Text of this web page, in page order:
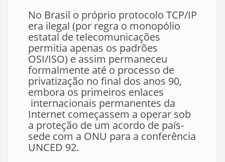
No Brasil o próprio protocolo TCP/IP
era ilegal (por regra o monopólio
estatal de telecomunicações
permitia apenas os padrões
OSI/ISO) e assim permaneceu
formalmente até o processo de
privatização no final dos anos 90,
embora os primeiros enlaces
internacionais permanentes da
Internet começassem a operar sob
a proteção de um acordo de país-
sede com a ONU para a conferência
UNCED 92.